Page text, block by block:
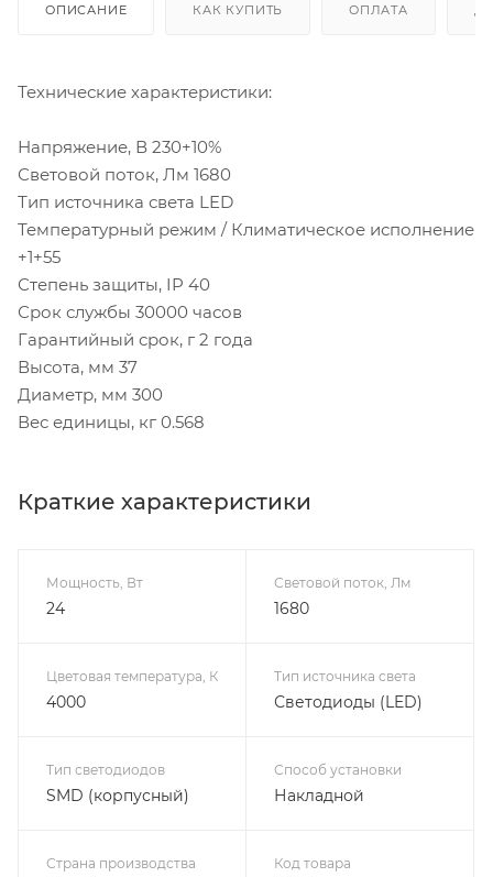
ОПИСАНИЕ КАК КУПИТЬ ОПЛАТА
Технические характеристики:
Напряжение, В 230+10%
Световой поток, Лм 1680
Тип источника света LED
Температурный режим / Климатическое исполнение
+1+55
Степень защиты, IP 40
Срок службы 30000 часов
Гарантийный срок, г 2 года
Высота, мм 37
Диаметр, мм 300
Вес единицы, кг 0.568
Краткие характеристики
Мощность, Вт
24
Световой поток, Лм
1680
Цветовая температура, К
4000
Тип источника света
Светодиоды (LED)
Тип светодиодов
SMD (корпусный)
Способ установки
Накладной
Страна производства Код товара